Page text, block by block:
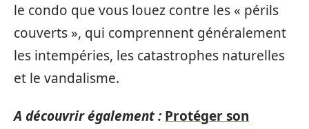
le condo que vous louez contre les « périls
couverts », qui comprennent généralement
les intempéries, les catastrophes naturelles
et le vandalisme.
A découvrir également : Protéger son